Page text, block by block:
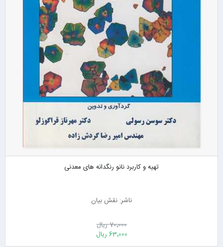
تهیه و کاربرد نانو رنگدانه های معدنی
ناشر: نقش بیان
70٬000 ریال
63٬000 ریال